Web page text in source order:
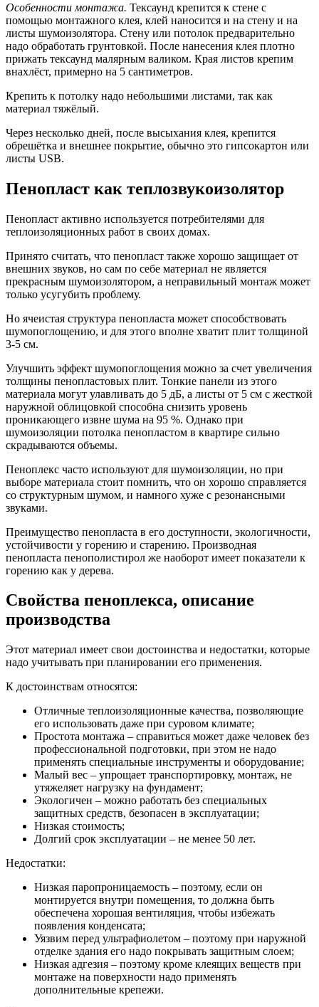
Особенности монтажа. Тексаунд крепится к стене с
помощью монтажного клея, клей наносится и на стену и на
листы шумоизолятора. Стену или потолок предварительно
надо обработать грунтовкой. После нанесения клея плотно
прижать тексаунд малярным валиком. Края листов крепим
внахлёст, примерно на 5 сантиметров.
Крепить к потолку надо небольшими листами, так как
материал тяжёлый.
Через несколько дней, после высыхания клея, крепится
обрешётка и внешнее покрытие, обычно это гипсокартон или
листы USB.
Пенопласт как теплозвукоизолятор
Пенопласт активно используется потребителями для
теплоизоляционных работ в своих домах.
Принято считать, что пенопласт также хорошо защищает от
внешних звуков, но сам по себе материал не является
прекрасным шумоизолятором, а неправильный монтаж может
только усугубить проблему.
Но ячеистая структура пенопласта может способствовать
шумопоглощению, и для этого вполне хватит плит толщиной
3-5 см.
Улучшить эффект шумопоглощения можно за счет увеличения
толщины пенопластовых плит. Тонкие панели из этого
материала могут улавливать до 5 дБ, а листы от 5 см с жесткой
наружной облицовкой способна снизить уровень
проникающего извне шума на 95 %. Однако при
шумоизоляции потолка пенопластом в квартире сильно
скрадываются объемы.
Пеноплекс часто используют для шумоизоляции, но при
выборе материала стоит помнить, что он хорошо справляется
со структурным шумом, и намного хуже с резонансными
звуками.
Преимущество пенопласта в его доступности, экологичности,
устойчивости у горению и старению. Производная
пенопласта пенополистирол же наоборот имеет показатели к
горению как у дерева.
Свойства пеноплекса, описание
производства
Этот материал имеет свои достоинства и недостатки, которые
надо учитывать при планировании его применения.
К достоинствам относятся:
Отличные теплоизоляционные качества, позволяющие
его использовать даже при суровом климате;
Простота монтажа – справиться может даже человек без
профессиональной подготовки, при этом не надо
применять специальные инструменты и оборудование;
Малый вес – упрощает транспортировку, монтаж, не
утяжеляет нагрузку на фундамент;
Экологичен – можно работать без специальных
защитных средств, безопасен в эксплуатации;
Низкая стоимость;
Долгий срок эксплуатации – не менее 50 лет.
Недостатки:
Низкая паропроницаемость – поэтому, если он
монтируется внутри помещения, то должна быть
обеспечена хорошая вентиляция, чтобы избежать
появления конденсата;
Уязвим перед ультрафиолетом – поэтому при наружной
отделке здания его надо покрывать защитным слоем;
Низкая адгезия – поэтому кроме клеящих веществ при
монтаже на поверхности надо применять
дополнительные крепежи.